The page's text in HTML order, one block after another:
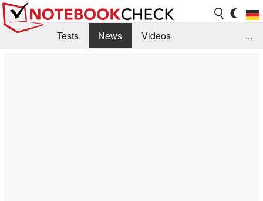
Tests News
Videos
...